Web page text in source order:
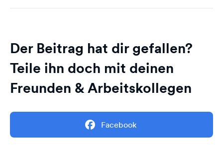
Der Beitrag hat dir gefallen?
Teile ihn doch mit deinen
Freunden & Arbeitskollegen
Facebook